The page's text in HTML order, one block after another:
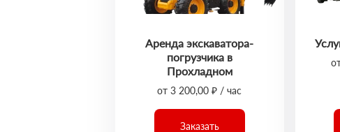
Аренда экскаватора-
погрузчика в
Прохладном
от 3 200,00 ₽ / час
Заказать